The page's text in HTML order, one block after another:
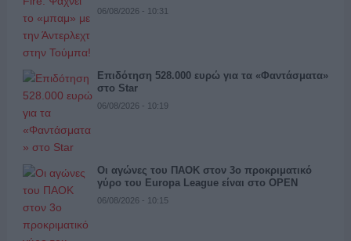
06/08/2026 - 10:31
Επιδότηση 528.000 ευρώ για τα «Φαντάσματα»
στο Star
06/08/2026 - 10:19
Οι αγώνες του ΠΑΟΚ στον 3ο προκριματικό
γύρο του Europa League είναι στο OPEN
06/08/2026 - 10:15